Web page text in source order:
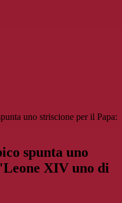
uno striscione per il Papa:
spunta uno
XIV uno di